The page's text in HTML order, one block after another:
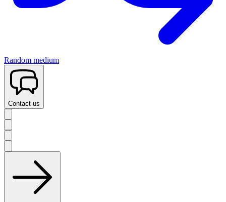
Random medium
Contact us